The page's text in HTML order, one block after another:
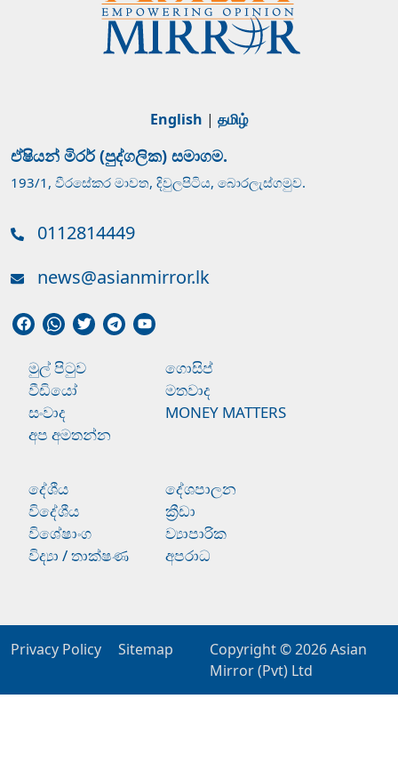
English | தமிழ்
ඒෂියන් මිරර් (පුද්ගලික) සමාගම.
193/1, වීරසේකර මාවත, දිවුලපිටිය, බොරලැස්ගමුව.
0112814449
news@asianmirror.lk
මුල් පිටුව
ගොසිප්
වීඩියෝ
මතවාද
සංවාද
MONEY MATTERS
අප අමතන්න
දේශීය
දේශපාලන
විදේශීය
ක්‍රීඩා
විශේෂාංග
ව්‍යාපාරික
විද්‍යා / තාක්ෂණ
අපරාධ
Privacy Policy Sitemap Copyright © 2026Asian
Mirror (Pvt) Ltd